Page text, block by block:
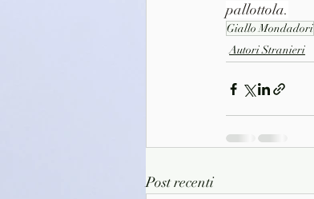
pallottola.
Giallo Mondadori
Autori Stranieri
Post recenti